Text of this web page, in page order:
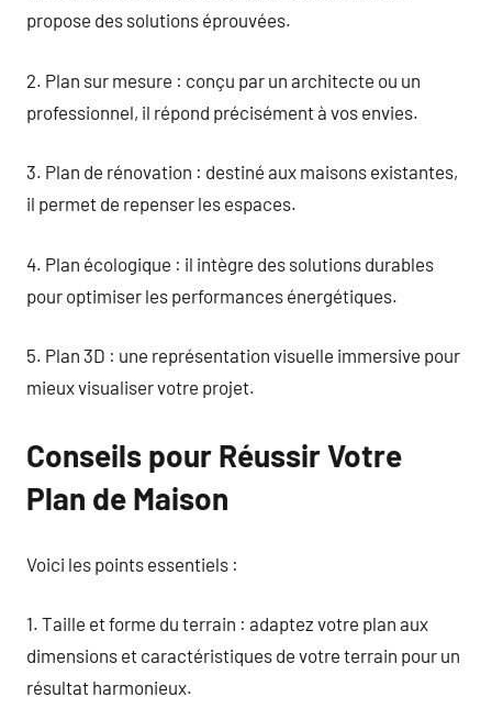
propose des solutions éprouvées.
2. Plan sur mesure : conçu par un architecte ou un
professionnel, il répond précisément à vos envies.
3. Plan de rénovation : destiné aux maisons existantes,
il permet de repenser les espaces.
4. Plan écologique : il intègre des solutions durables
pour optimiser les performances énergétiques.
5. Plan 3D : une représentation visuelle immersive pour
mieux visualiser votre projet.
Conseils pour Réussir Votre
Plan de Maison
Voici les points essentiels :
1. Taille et forme du terrain : adaptez votre plan aux
dimensions et caractéristiques de votre terrain pour un
résultat harmonieux.